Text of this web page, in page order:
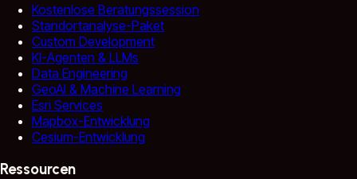
Kostenlose Beratungssession
Standortanalyse-Paket
Custom Development
KI-Agenten & LLMs
Data Engineering
GeoAI & Machine Learning
Esri Services
Mapbox-Entwicklung
Cesium-Entwicklung
Ressourcen